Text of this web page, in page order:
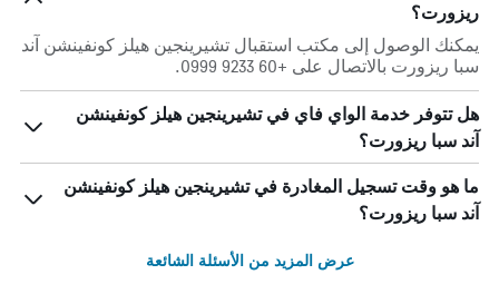
ريزورت؟
يمكنك الوصول إلى مكتب استقبال تشيرينجين هيلز كونفينشن آند
سبا ريزورت بالاتصال على +60 9233 0999.
هل تتوفر خدمة الواي فاي في تشيرينجين هيلز كونفينشن
آند سبا ريزورت؟
ما هو وقت تسجيل المغادرة في تشيرينجين هيلز كونفينشن
آند سبا ريزورت؟
عرض المزيد من الأسئلة الشائعة